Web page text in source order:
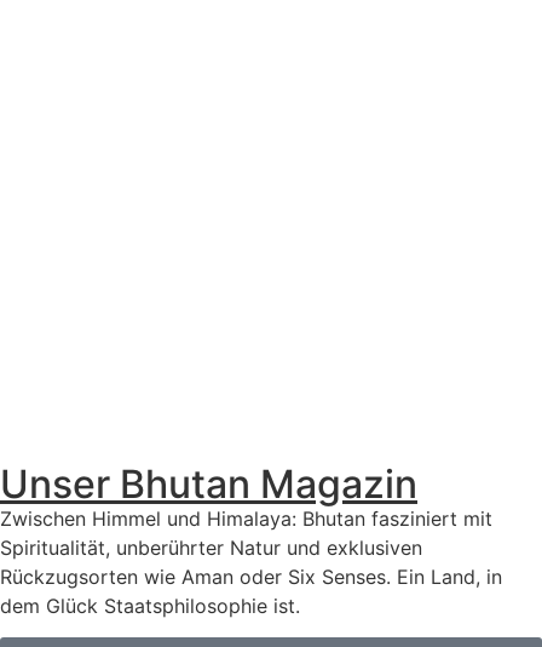
Unser Bhutan Magazin
Zwischen Himmel und Himalaya: Bhutan fasziniert mit
Spiritualität, unberührter Natur und exklusiven
Rückzugsorten wie Aman oder Six Senses. Ein Land, in
dem Glück Staatsphilosophie ist.